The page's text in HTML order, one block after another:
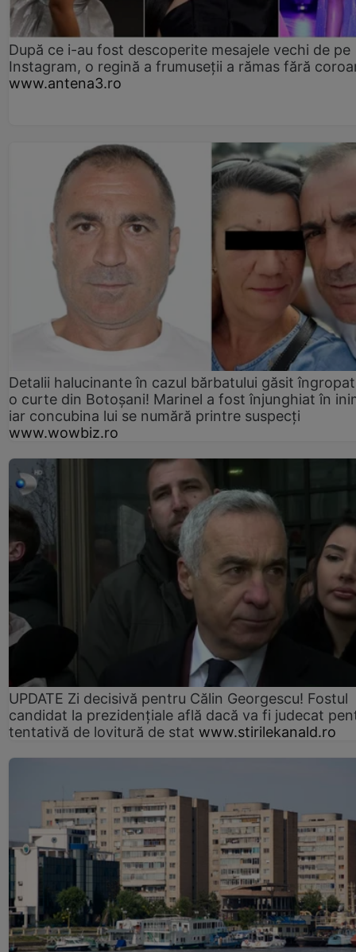
După ce i-au fost descoperite mesajele vechi de pe
Instagram, o regină a frumuseții a rămas fără
www.antena3.ro
Detalii halucinante în cazul bărbatului găsit
o curte din Botoșani! Marinel a fost înjunghiat în
iar concubina lui se numără printre suspecți
www.wowbiz.ro
UPDATE Zi decisivă pentru Călin Georgescu! Fostul
candidat la prezidențiale află dacă va fi judecat
tentativă de lovitură de stat www.stirilekanald.ro